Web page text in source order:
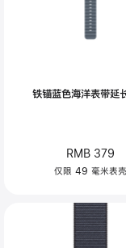
铁锚蓝色海洋表带延
RMB 379
仅限 49 毫米表壳